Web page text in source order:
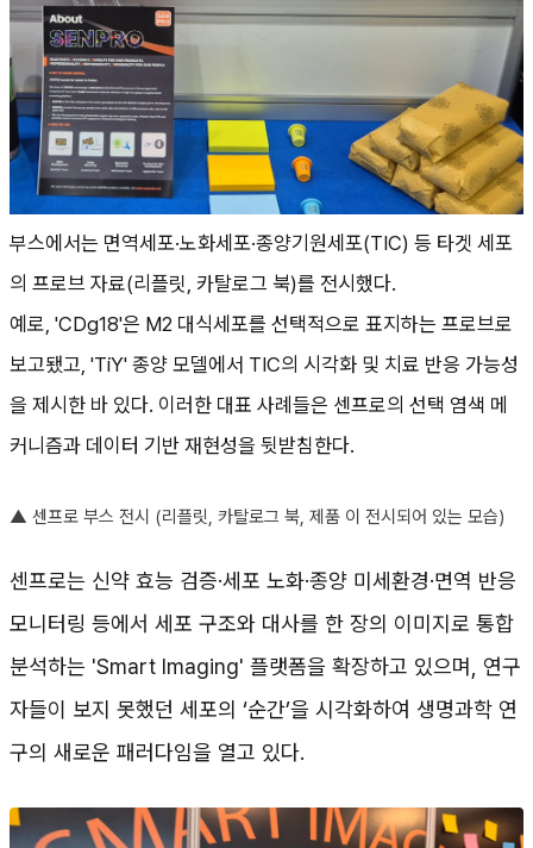
부스에서는 면역세포·노화세포·종양기원세포(TIC) 등 타겟 세포
의 프로브 자료(리플릿, 카탈로그 북)를 전시했다.
예로, 'CDg18'은 M2 대식세포를 선택적으로 표지하는 프로브로
보고됐고, 'TiY' 종양 모델에서 TIC의 시각화 및 치료 반응 가능성
을 제시한 바 있다. 이러한 대표 사례들은 센프로의 선택 염색 메
커니즘과 데이터 기반 재현성을 뒷받침한다.
▲ 센프로 부스 전시 (리플릿, 카탈로그 북, 제품 이 전시되어 있는 모습)
센프로는 신약 효능 검증·세포 노화·종양 미세환경·면역 반응
모니터링 등에서 세포 구조와 대사를 한 장의 이미지로 통합
분석하는 'Smart Imaging' 플랫폼을 확장하고 있으며, 연구
자들이 보지 못했던 세포의 ‘순간’을 시각화하여 생명과학 연
구의 새로운 패러다임을 열고 있다.